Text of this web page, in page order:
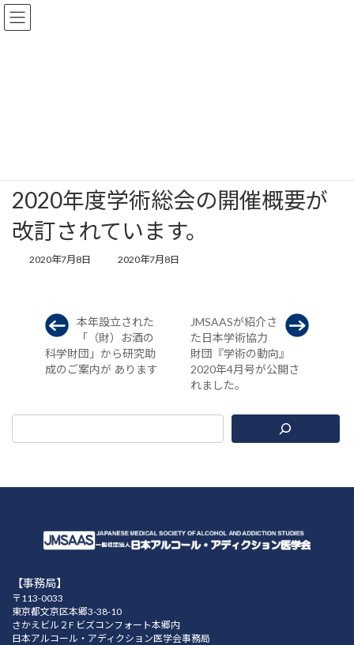
コ
ン
ナ
ビ
2020年度学術総会の開催概要が
改訂されています。
2020年7月8日
最
日
時
2020年7月8日
本年設立された
「（財）お酒の
科学財団」から研究助
成のご案内が あります
JMSAASが紹介さ
た日本学術協力
財団『学術の動向』
2020年4月号が公開さ
れました。
【事務局】
〒113-0033
東京都文京区本郷3-38-10
さかえビル２F ビズコンフォート本郷内
日本アルコール・アディクション医学会事務局